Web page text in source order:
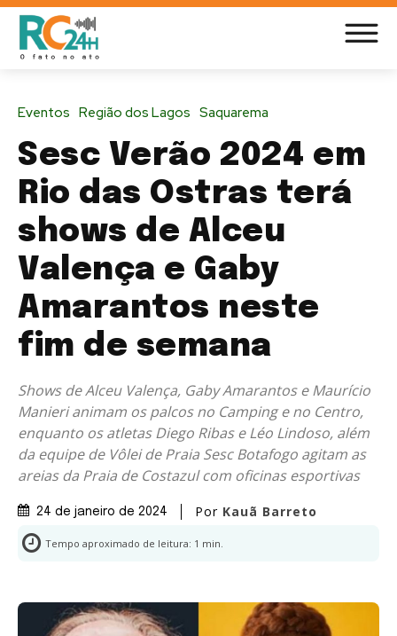
Eventos Região dos Lagos Saquarema
Sesc Verão 2024 em
Rio das Ostras terá
shows de Alceu
Valença e Gaby
Amarantos neste
fim de semana
Shows de Alceu Valença, Gaby Amarantos e Maurício
Manieri animam os palcos no Camping e no Centro,
enquanto os atletas Diego Ribas e Léo Lindoso, além
da equipe de Vôlei de Praia Sesc Botafogo agitam as
areias da Praia de Costazul com oficinas esportivas
24 de janeiro de 2024 Por Kauã Barreto
Tempo aproximado de leitura: 1 min.